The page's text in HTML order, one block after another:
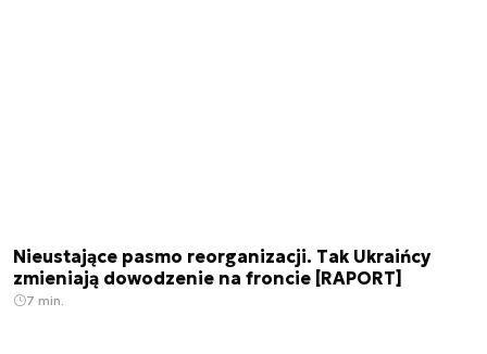
Nieustające pasmo reorganizacji. Tak Ukraińcy
zmieniają dowodzenie na froncie [RAPORT]
7 min.